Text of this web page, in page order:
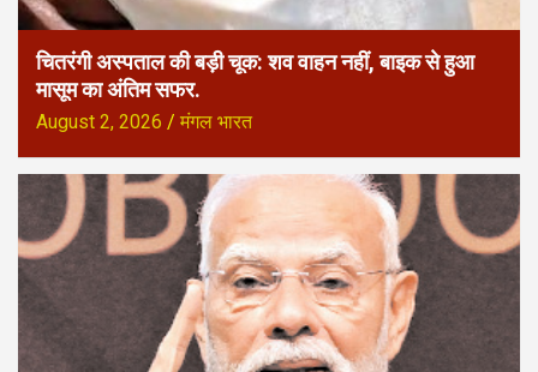
चितरंगी अस्पताल की बड़ी चूक: शव वाहन नहीं, बाइक से हुआ
मासूम का अंतिम सफर.
August 2, 2026 मंगल भारत